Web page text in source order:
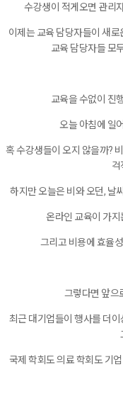
수강생이 적게오면 관리
이제는 교육 담당자들이 새
교육 담당자들 모
교육을 수없이 진
오늘 아침에 일
혹 수강생들이 오지 않을까?
걱
하지만 오늘은 비와 오던, 날
온라인 교육이 가지
그리고 비용에 효율
그렇다면 앞으
최근 대기업들이 행사를 더
국제 학회도 의료 학회도 기